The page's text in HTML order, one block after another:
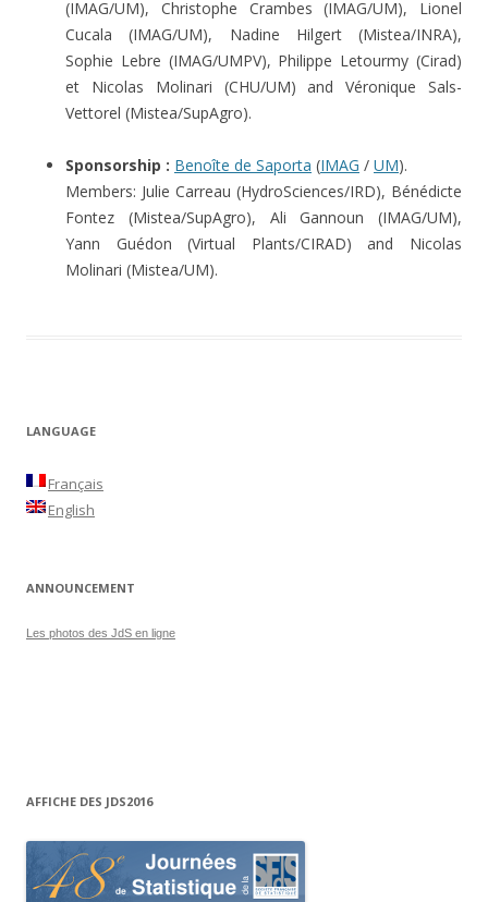
(IMAG/UM), Christophe Crambes (IMAG/UM), Lionel
Cucala (IMAG/UM), Nadine Hilgert (Mistea/INRA),
Sophie Lebre (IMAG/UMPV), Philippe Letourmy (Cirad)
et Nicolas Molinari (CHU/UM) and Véronique Sals-
Vettorel (Mistea/SupAgro).
Sponsorship : Benoîte de Saporta (IMAG / UM).
Members: Julie Carreau (HydroSciences/IRD), Bénédicte
Fontez (Mistea/SupAgro), Ali Gannoun (IMAG/UM),
Yann Guédon (Virtual Plants/CIRAD) and Nicolas
Molinari (Mistea/UM).
LANGUAGE
Français
English
ANNOUNCEMENT
Les photos des JdS en ligne
AFFICHE DES JDS2016